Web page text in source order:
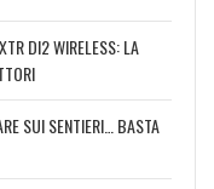
DI2 WIRELESS: LA
SUI SENTIERI… BASTA